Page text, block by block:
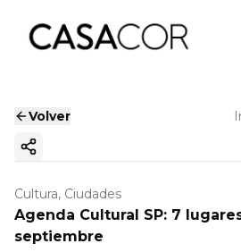
Volver
Copiar enlace
Cultura, Ciudades
Agenda Cultural SP: 7
septiembre